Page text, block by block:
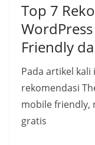
Top 7
Friendly
Pada artikel
rekomendasi
mobile friendly,
gratis